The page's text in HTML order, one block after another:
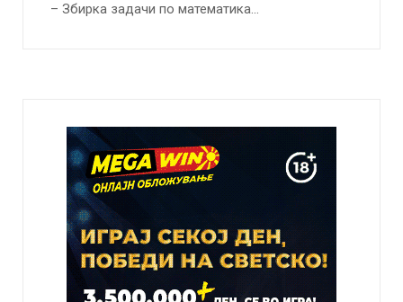
– Збирка задачи по математика…